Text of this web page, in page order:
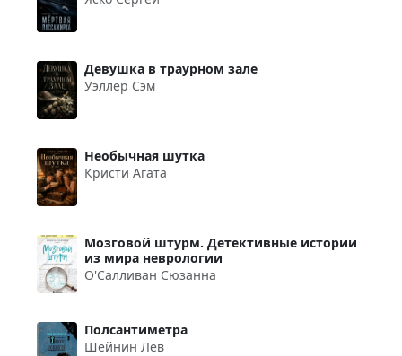
Девушка в траурном зале
Уэллер Сэм
Необычная шутка
Кристи Агата
Мозговой штурм. Детективные истории
из мира неврологии
О'Салливан Сюзанна
Полсантиметра
Шейнин Лев